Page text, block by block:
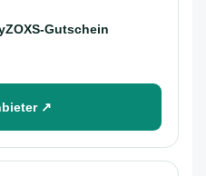
Gutschein
↗